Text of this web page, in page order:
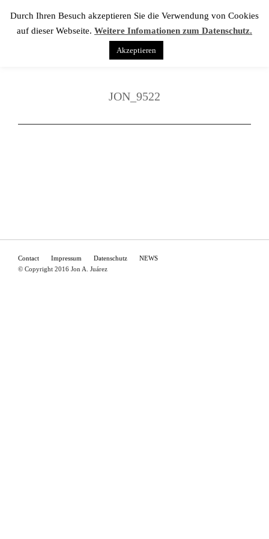
JON_9522
Contact Impressum Datenschutz
NEWS
© Copyright 2016 Jon A. Juárez
Durch Ihren Besuch akzeptieren Sie die Verwendung von Cookies
auf dieser Webseite. Weitere Infomationen zum Datenschutz.
Akzeptieren